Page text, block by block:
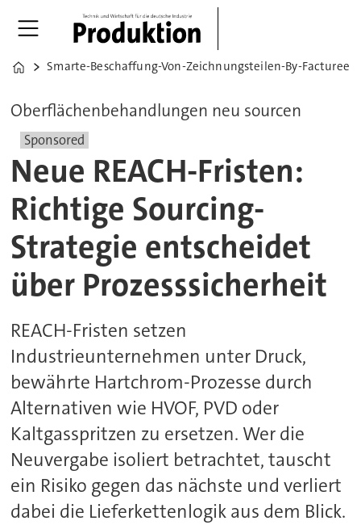
Home
Smarte-Beschaffung-Von-Zeichnungsteilen-By-Facturee
Oberflächenbehandlungen neu sourcen
Sponsored
Neue REACH-Fristen:
Richtige Sourcing-
Strategie entscheidet
über Prozesssicherheit
REACH-Fristen setzen
Industrieunternehmen unter Druck,
bewährte Hartchrom-Prozesse durch
Alternativen wie HVOF, PVD oder
Kaltgasspritzen zu ersetzen. Wer die
Neuvergabe isoliert betrachtet, tauscht
ein Risiko gegen das nächste und verliert
dabei die Lieferkettenlogik aus dem Blick.